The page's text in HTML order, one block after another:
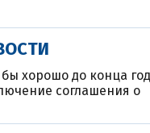
хорошо до конца
соглашения о